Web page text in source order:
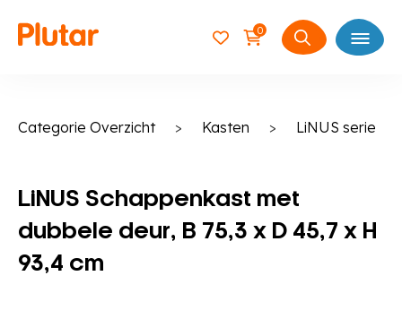
0
Zoeken
Open
Categorie Overzicht > Kasten > LiNUS serie
LiNUS Schappenkast met
dubbele deur, B 75,3 x D 45,7 x H
93,4 cm